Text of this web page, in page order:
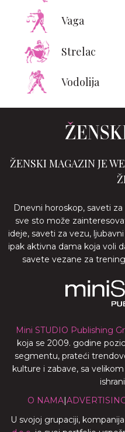
Vaga
Strelac
Vodolija
ŽENSKI MAGAZIN JE
Dnevni horoskop, saveti
sve sto može
ideje, saveti za vezu,
ipak aktivna dama koja voli
savete vezane za
Mini STUDIO Publishing
koja se 2009. godine
segmentu, prateći
kulture i zabave, sa
O NAMA|
U svojoj grupaciji, kompanija